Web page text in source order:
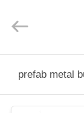
Engineering
Co.,Ltd.
prefab metal